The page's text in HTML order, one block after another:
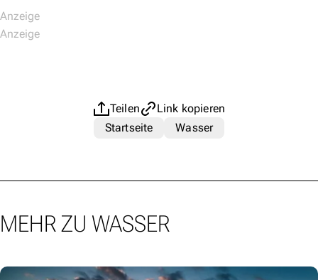
Teilen
Link kopieren
Startseite
Wasser
MEHR ZU WASSER